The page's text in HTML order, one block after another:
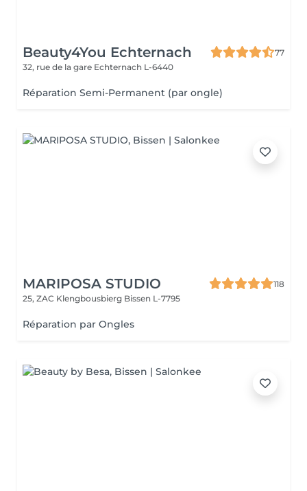
Beauty4You Echternach
77
32, rue de la gare Echternach L-6440
Réparation Semi-Permanent (par ongle)
MARIPOSA STUDIO
118
25, ZAC Klengbousbierg Bissen L-7795
Réparation par Ongles